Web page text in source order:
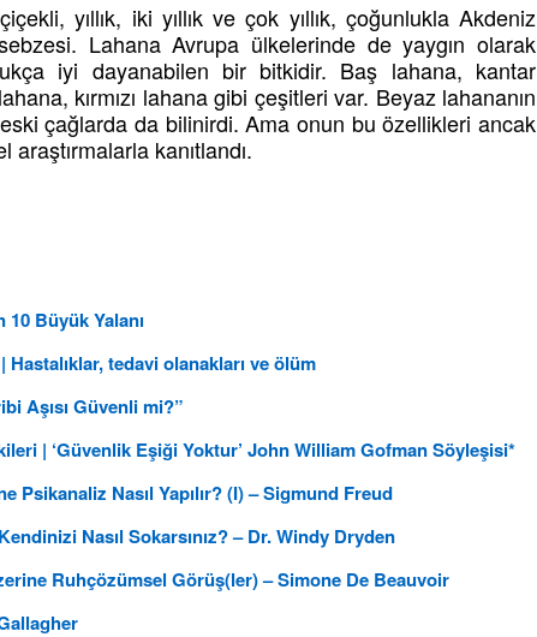
yıllık, iki yıllık ve çok yıllık, çoğunlukla Akdeniz
Lahana Avrupa ülkelerinde de yaygın olarak
iyi dayanabilen bir bitkidir. Baş lahana, kantar
kırmızı lahana gibi çeşitleri var. Beyaz lahananın
çağlarda da bilinirdi. Ama onun bu özellikleri ancak
araştırmalarla kanıtlandı.
10 Büyük Yalanı
tedavi olanakları ve ölüm
Aşısı Güvenli mi?”
| ‘Güvenlik Eşiği Yoktur’ John William Gofman Söyleşisi*
Nasıl Yapılır? (I) – Sigmund Freud
Nasıl Sokarsınız? – Dr. Windy Dryden
Ruhçözümsel Görüş(ler) – Simone De Beauvoir